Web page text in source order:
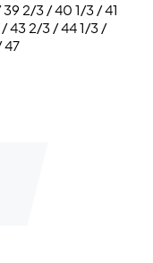
2/3 / 40 1/3 / 41
43 2/3 / 44 1/3 /
47